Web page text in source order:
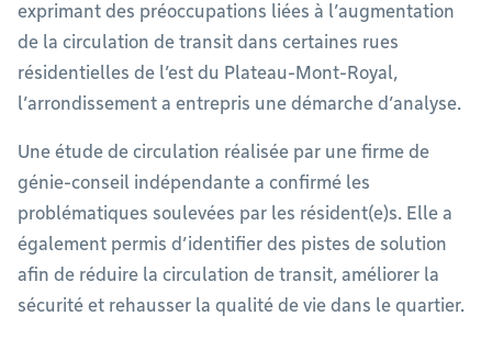
exprimant des préoccupations liées à l’augmentation
de la circulation de transit dans certaines rues
résidentielles de l’est du Plateau-Mont-Royal,
l’arrondissement a entrepris une démarche d’analyse.​
Une étude de circulation réalisée par une firme de
génie-conseil indépendante a confirmé les
problématiques soulevées par les résident(e)s. Elle a
également permis d’identifier des pistes de solution
afin de réduire la circulation de transit, améliorer la
sécurité et rehausser la qualité de vie dans le quartier.​